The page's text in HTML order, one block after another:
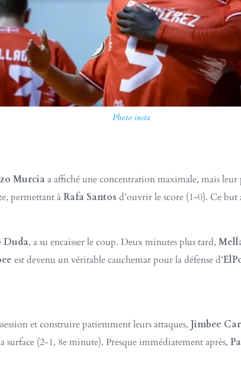
Photo insta
Murciaa affiché une concentration maximale, mais leur
permettant àRafa Santos d’ouvrir le score (1-0). Ce
Duda, a su encaisser le coup. Deux minutes plus tard,
est devenu un véritable cauchemar pour la défense d’
et construire patiemment leurs attaques, Jimbee
surface (2-1, 8e minute). Presque immédiatement après,